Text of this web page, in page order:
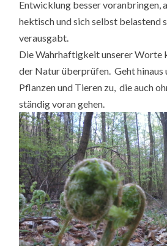
Entwicklung besser voranbringen,
hektisch und sich selbst belastend
verausgabt.
Die Wahrhaftigkeit unserer Worte
der Natur überprüfen. Geht hinaus
Pflanzen und Tieren zu, die auch
ständig voran gehen.